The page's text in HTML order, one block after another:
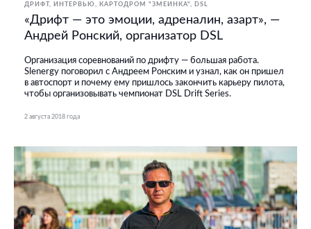
ДРИФТ ИНТЕРВЬЮ КАРТОДРОМ "ЗМЕИНКА" DSL
«Дрифт — это эмоции, адреналин, азарт», —
Андрей Ронский, организатор DSL
Организация соревнований по дрифту — большая работа.
Slenergy поговорил с Андреем Ронским и узнал, как он пришел
в автоспорт и почему ему пришлось закончить карьеру пилота,
чтобы организовывать чемпионат DSL Drift Series.
2 августа 2018 года